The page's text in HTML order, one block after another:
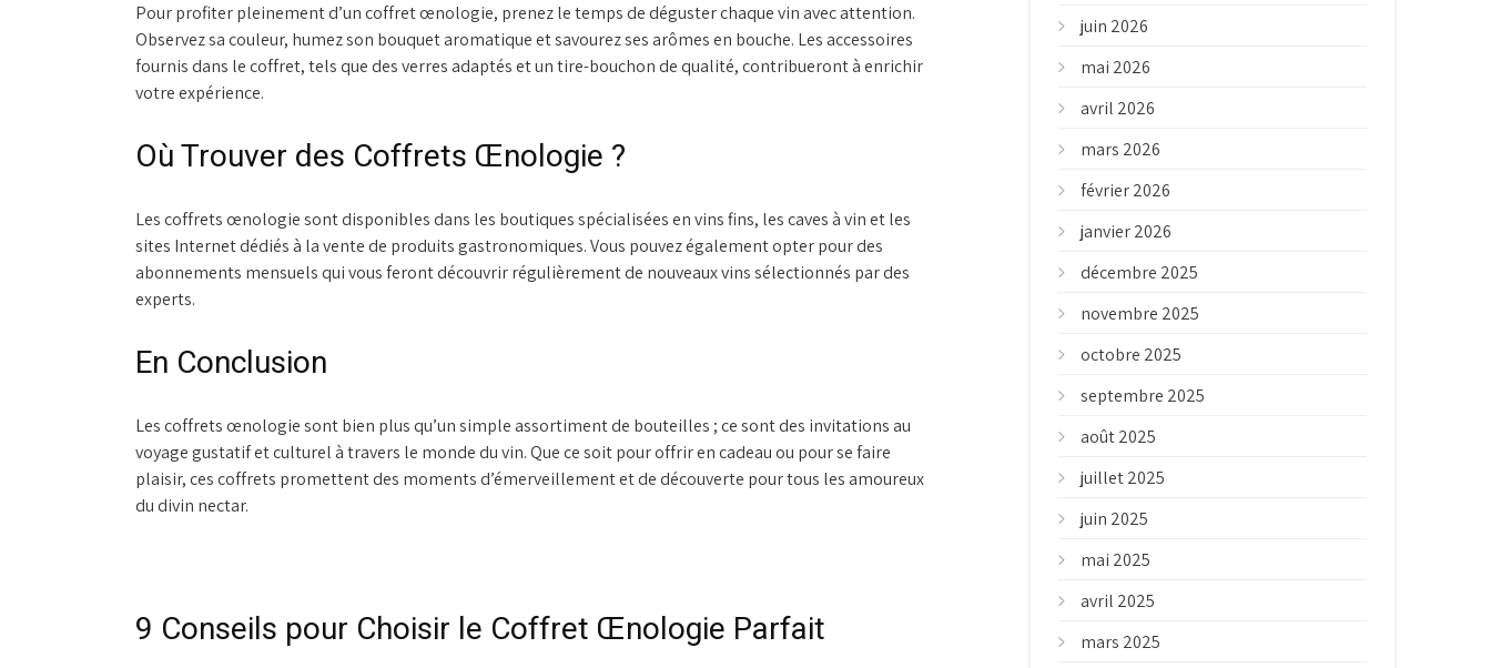
Pour profiter pleinement d’un coffret œnologie, prenez le temps de déguster chaque vin avec attention.
Observez sa couleur, humez son bouquet aromatique et savourez ses arômes en bouche. Les accessoires
fournis dans le coffret, tels que des verres adaptés et un tire-bouchon de qualité, contribueront à enrichir
votre expérience.
Où Trouver des Coffrets Œnologie ?
Les coffrets œnologie sont disponibles dans les boutiques spécialisées en vins fins, les caves à vin et les
sites Internet dédiés à la vente de produits gastronomiques. Vous pouvez également opter pour des
abonnements mensuels qui vous feront découvrir régulièrement de nouveaux vins sélectionnés par des
experts.
En Conclusion
Les coffrets œnologie sont bien plus qu’un simple assortiment de bouteilles ; ce sont des invitations au
voyage gustatif et culturel à travers le monde du vin. Que ce soit pour offrir en cadeau ou pour se faire
plaisir, ces coffrets promettent des moments d’émerveillement et de découverte pour tous les amoureux
du divin nectar.
9 Conseils pour Choisir le Coffret Œnologie Parfait
juin 2026
mai 2026
avril 2026
mars 2026
février 2026
janvier 2026
décembre 2025
novembre 2025
octobre 2025
septembre 2025
août 2025
juillet 2025
juin 2025
mai 2025
avril 2025
mars 2025